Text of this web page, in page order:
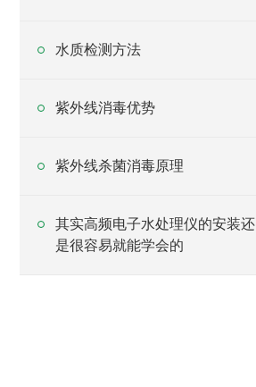
水质检测方法
紫外线消毒优势
紫外线杀菌消毒原理
其实高频电子水处理仪的安装还
是很容易就能学会的